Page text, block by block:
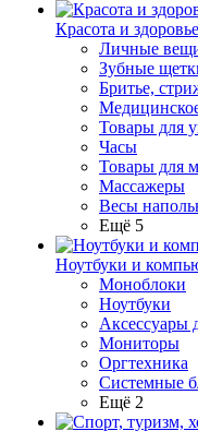
Красота и здоровье
Личные
Зубные
Бритье,
Товары для
Часы
Товары для
Массажеры
Весы
Ещё 5
Ноутбуки и
Моноблоки
Ноутбуки
Аксессуары
Мониторы
Оргтехника
Системные
Ещё 2